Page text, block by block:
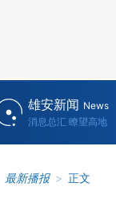
雄安新闻 News
消息总汇 瞭望高地
最新播报 > 正文